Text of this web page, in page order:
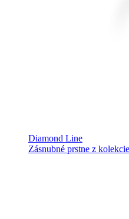
Diamond Line
Zásnubné prstne z